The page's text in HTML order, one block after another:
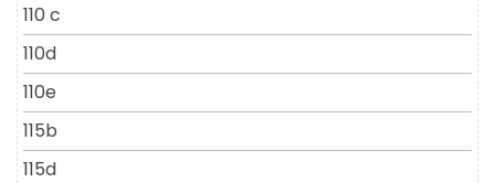
110 c
110d
110e
115b
115d